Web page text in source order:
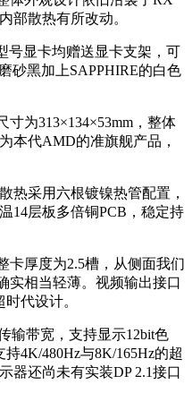
部散热有所改动。
号显卡均赠送显卡支架，可
砂黑加上SAPPHIRE的白色
为313×134×53mm，整体
本代AMD的准旗舰产品，
热采用六根镀镍热管配置，
14层板多倍铜PCB，稳定持
卡厚度为2.5槽，从侧面我们
实相当轻薄。视频输出接口
代设计。
输带宽，支持显示12bit色
4K/480Hz与8K/165Hz的超
器还尚未有实装DP 2.1接口